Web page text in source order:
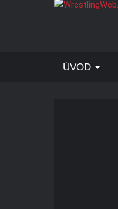
ÚVOD